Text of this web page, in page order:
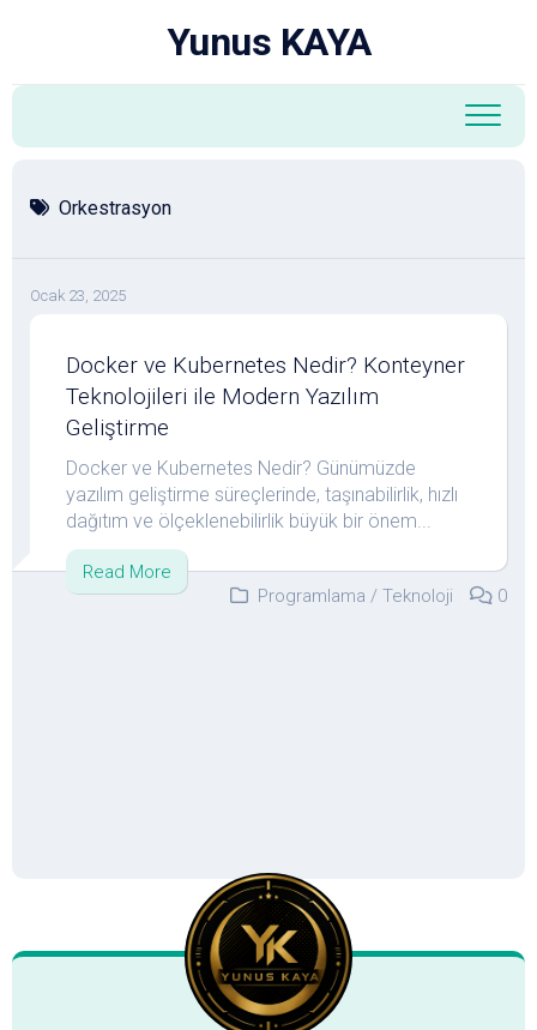
Yunus KAYA
Orkestrasyon
Ocak 23, 2025
Docker ve Kubernetes Nedir? Konteyner
Teknolojileri ile Modern Yazılım
Geliştirme
Docker ve Kubernetes Nedir? Günümüzde
yazılım geliştirme süreçlerinde, taşınabilirlik, hızlı
dağıtım ve ölçeklenebilirlik büyük bir önem...
Read More
Programlama / Teknoloji 0